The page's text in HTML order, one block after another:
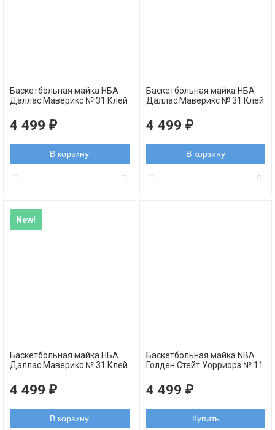
Баскетбольная майка НБА
Даллас Маверикс № 31 Клей
4 499 ₽
В корзину
Баскетбольная майка НБА
Даллас Маверикс № 31 Клей
4 499 ₽
В корзину
New!
Баскетбольная майка НБА
Даллас Маверикс № 31 Клей
4 499 ₽
В корзину
Баскетбольная майка NBA
Голден Стейт Уорриорз № 11
swingman
4 499 ₽
Купить